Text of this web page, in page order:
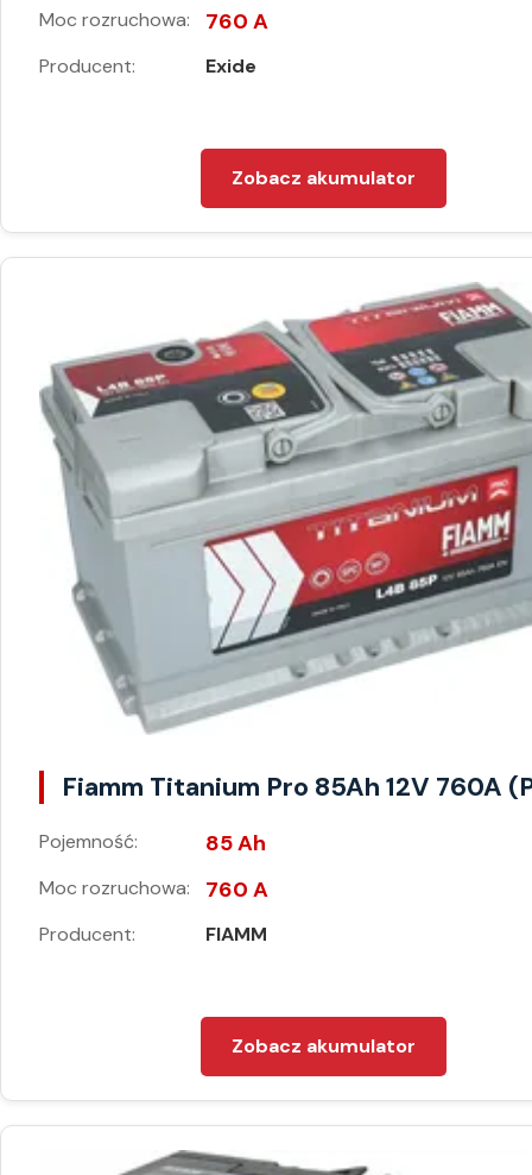
Moc rozruchowa: 760 A
Producent: Exide
Zobacz akumulator
Fiamm Titanium Pro 85Ah 12V 760A
Pojemność: 85 Ah
Moc rozruchowa: 760 A
Producent: FIAMM
Zobacz akumulator